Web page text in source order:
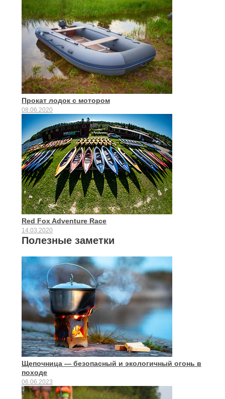
Прокат лодок с мотором
08.06.2020
Red Fox Adventure Race
14.03.2020
Полезные заметки
Щепочница — безопасный и экологичный огонь в
походе
06.06.2023